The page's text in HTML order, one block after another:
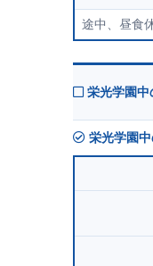
途中、昼食
栄光学園中
栄光学園